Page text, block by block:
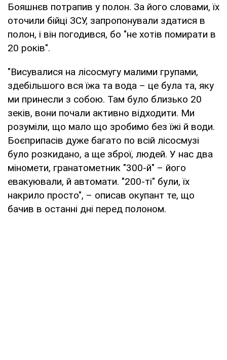
Бояшнєв потрапив у полон. За його словами, їх
оточили бійці ЗСУ, запропонували здатися в
полон, і він погодився, бо "не хотів помирати в
20 років".
"Висувалися на лісосмугу малими групами,
здебільшого вся їжа та вода – це була та, яку
ми принесли з собою. Там було близько 20
зеків, вони почали активно відходити. Ми
розуміли, що мало що зробимо без їжі й води.
Боєприпасів дуже багато по всій лісосмузі
було розкидано, а ще зброї, людей. У нас два
міномети, гранатометник "300-й" – його
евакуювали, й автомати. "200-ті" були, їх
накрило просто", – описав окупант те, що
бачив в останні дні перед полоном.